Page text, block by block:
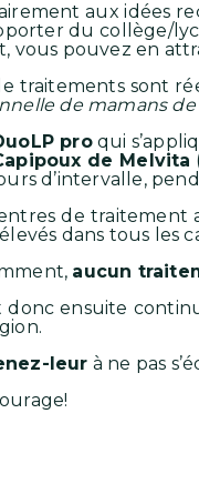
aux idées
du collège/
vous pouvez en
traitements sont
de mamans
proqui
de Melvita
d’intervalle,
de traitement
dans tous les
aucun
donc ensuite
leur à ne pas